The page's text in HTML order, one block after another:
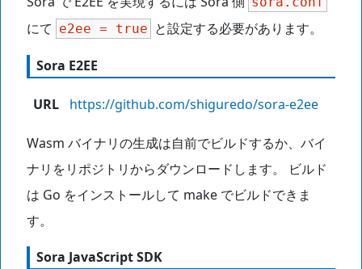
にて e2ee = true と設定する必要があります。
Sora E2EE
URL https://github.com/shiguredo/sora-e2ee
Wasm バイナリの生成は自前でビルドするか、バイ
ナリをリポジトリからダウンロードします。 ビルド
は Go をインストールして make でビルドできま
す。
Sora JavaScript SDK